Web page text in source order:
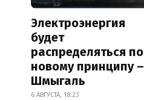
Электроэнергия
будет
распределяться по
новому принципу –
Шмыгаль
6 АВГУСТА, 18:23